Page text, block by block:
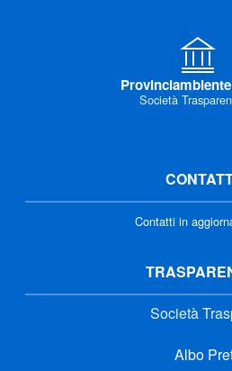
Società
Contatti in
Società
Albo